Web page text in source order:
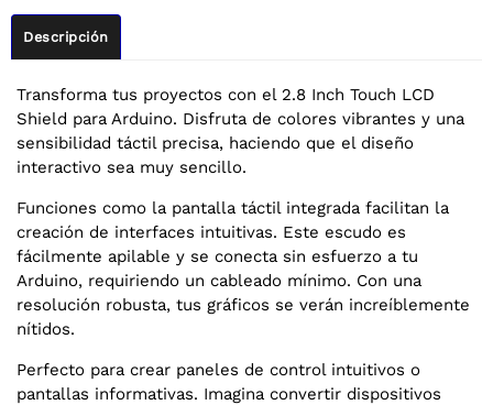
Descripción
Transforma tus proyectos con el 2.8 Inch Touch LCD
Shield para Arduino. Disfruta de colores vibrantes y una
sensibilidad táctil precisa, haciendo que el diseño
interactivo sea muy sencillo.
Funciones como la pantalla táctil integrada facilitan la
creación de interfaces intuitivas. Este escudo es
fácilmente apilable y se conecta sin esfuerzo a tu
Arduino, requiriendo un cableado mínimo. Con una
resolución robusta, tus gráficos se verán increíblemente
nítidos.
Perfecto para crear paneles de control intuitivos o
pantallas informativas. Imagina convertir dispositivos